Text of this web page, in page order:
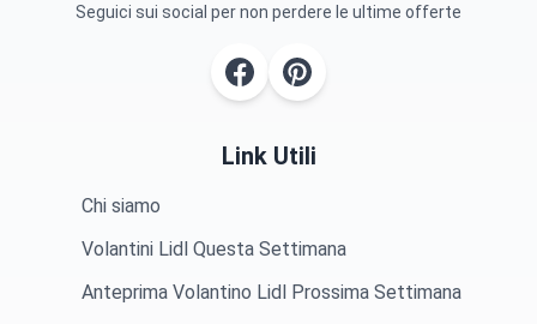
Seguici sui social per non perdere le ultime offerte
Link Utili
Chi siamo
Volantini Lidl Questa Settimana
Anteprima Volantino Lidl Prossima Settimana